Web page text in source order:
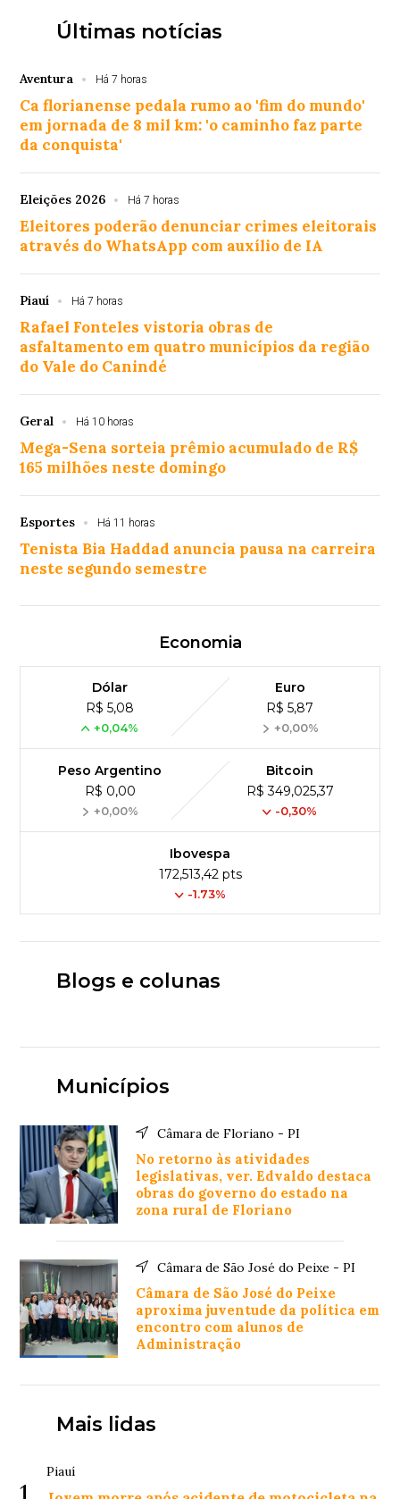
Últimas notícias
Aventura Há 7 horas
Ca florianense pedala rumo ao 'fim do mundo'
em jornada de 8 mil km: 'o caminho faz parte
da conquista'
Eleições 2026 Há 7 horas
Eleitores poderão denunciar crimes eleitorais
através do WhatsApp com auxílio de IA
Piauí Há 7 horas
Rafael Fonteles vistoria obras de
asfaltamento em quatro municípios da região
do Vale do Canindé
Geral Há 10 horas
Mega-Sena sorteia prêmio acumulado de R$
165 milhões neste domingo
Esportes Há 11 horas
Tenista Bia Haddad anuncia pausa na carreira
neste segundo semestre
Economia
Dólar
R$ 5,08
+0,04%
Euro
R$ 5,87
+0,00%
Peso Argentino
R$ 0,00
+0,00%
Bitcoin
R$ 349,025,37
-0,30%
Ibovespa
172,513,42 pts
-1.73%
Blogs e colunas
Municípios
Câmara de Floriano - PI
No retorno às atividades
legislativas, ver. Edvaldo destaca
obras do governo do estado na
zona rural de Floriano
Câmara de São José do Peixe - PI
Câmara de São José do Peixe
aproxima juventude da política em
encontro com alunos de
Administração
Mais lidas
Piauí